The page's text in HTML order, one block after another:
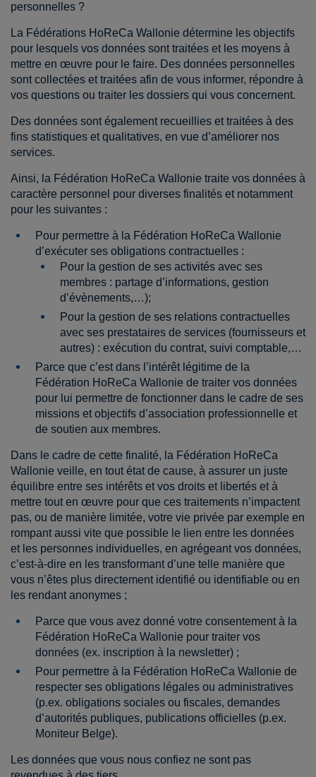
personnelles ?
La Fédérations HoReCa Wallonie détermine les objectifs
pour lesquels vos données sont traitées et les moyens à
mettre en œuvre pour le faire. Des données personnelles
sont collectées et traitées afin de vous informer, répondre à
vos questions ou traiter les dossiers qui vous concernent.
Des données sont également recueillies et traitées à des
fins statistiques et qualitatives, en vue d’améliorer nos
services.
Ainsi, la Fédération HoReCa Wallonie traite vos données à
caractère personnel pour diverses finalités et notamment
pour les suivantes :
Pour permettre à la Fédération HoReCa Wallonie
d’exécuter ses obligations contractuelles :
Pour la gestion de ses activités avec ses
membres : partage d’informations, gestion
d’évènements,…);
Pour la gestion de ses relations contractuelles
avec ses prestataires de services (fournisseurs et
autres) : exécution du contrat, suivi comptable,…
Parce que c’est dans l’intérêt légitime de la
Fédération HoReCa Wallonie de traiter vos données
pour lui permettre de fonctionner dans le cadre de ses
missions et objectifs d’association professionnelle et
de soutien aux membres.
Dans le cadre de cette finalité, la Fédération HoReCa
Wallonie veille, en tout état de cause, à assurer un juste
équilibre entre ses intérêts et vos droits et libertés et à
mettre tout en œuvre pour que ces traitements n’impactent
pas, ou de manière limitée, votre vie privée par exemple en
rompant aussi vite que possible le lien entre les données
et les personnes individuelles, en agrégeant vos données,
c’est-à-dire en les transformant d’une telle manière que
vous n’êtes plus directement identifié ou identifiable ou en
les rendant anonymes ;
Parce que vous avez donné votre consentement à la
Fédération HoReCa Wallonie pour traiter vos
données (ex. inscription à la newsletter) ;
Pour permettre à la Fédération HoReCa Wallonie de
respecter ses obligations légales ou administratives
(p.ex. obligations sociales ou fiscales, demandes
d’autorités publiques, publications officielles (p.ex.
Moniteur Belge).
Les données que vous nous confiez ne sont pas